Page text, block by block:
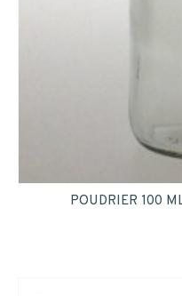
POUDRIER 100